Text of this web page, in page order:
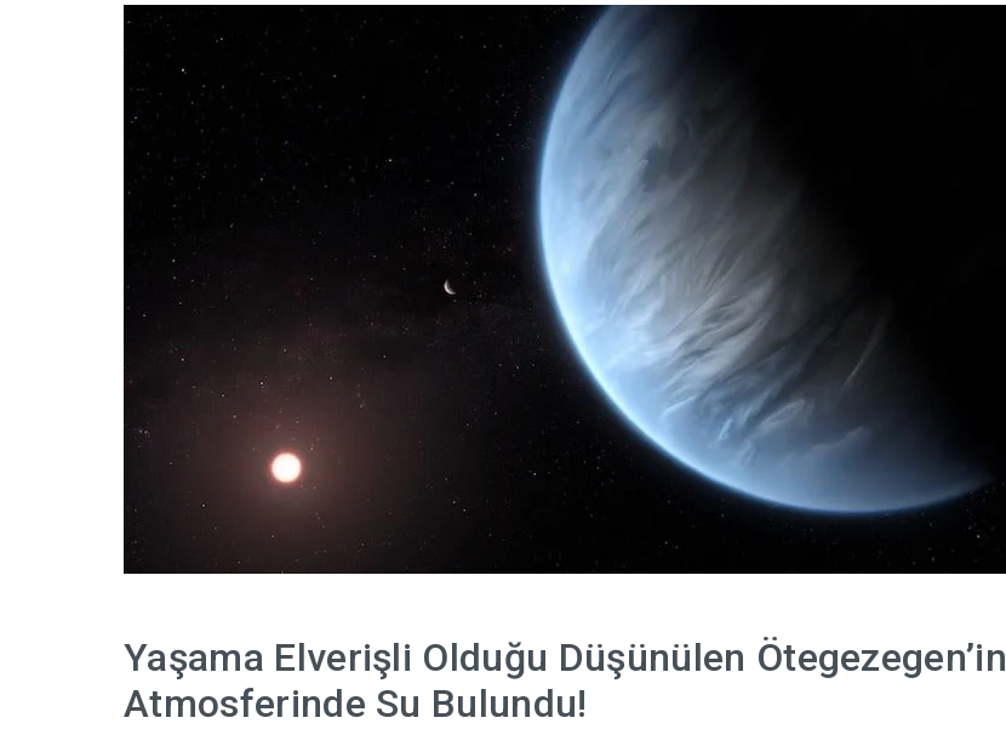
Yaşama Elverişli Olduğu Düşünülen Ötegezegen’in
Atmosferinde Su Bulundu!